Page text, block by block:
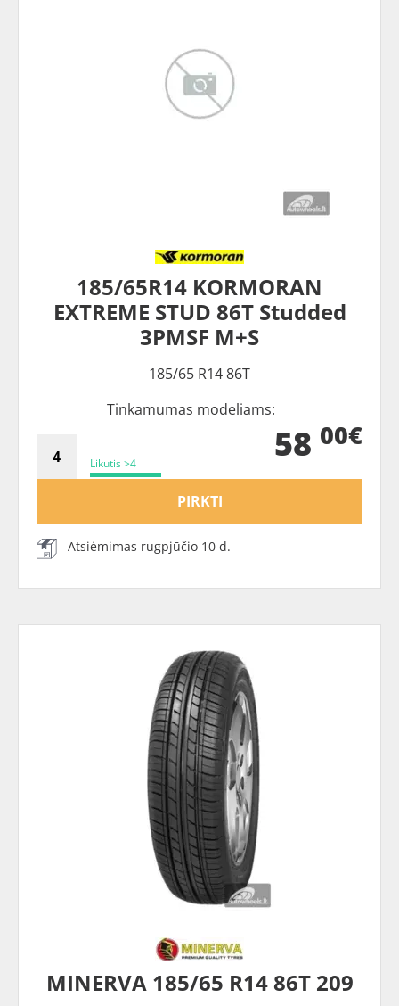
185/65R14 KORMORAN
EXTREME STUD 86T Studded
3PMSF M+S
185/65 R14 86T
Tinkamumas modeliams:
Likutis >4 58 00€
PIRKTI
Atsiėmimas rugpjūčio 10 d.
MINERVA 185/65 R14 86T 209